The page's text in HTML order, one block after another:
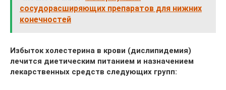
сосудорасширяющих препаратов для нижних
конечностей
Избыток холестерина в крови (дислипидемия)
лечится диетическим питанием и назначением
лекарственных средств следующих групп: